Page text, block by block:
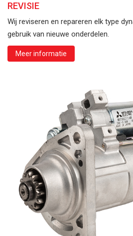
REVISIE
Wij reviseren en repareren elk type
gebruik van nieuwe onderdelen.
Meer informatie